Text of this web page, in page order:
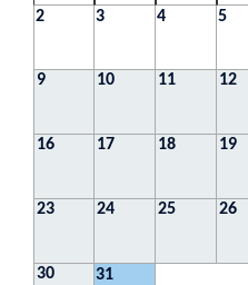
2 3 4 5
9 10 11 12
16 17 18 19
23 24 25 26
30 31